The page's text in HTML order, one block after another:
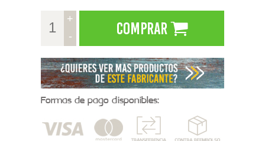
+
-
Comprar
Formas de pago disponibles: